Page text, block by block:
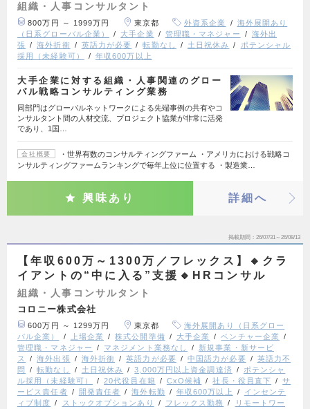
組織・人事コンサルタント
800万円 ～ 1999万円 東京都 外資系企業
海外展開あり
（日系グローバル企業）
大手企業 管理職・マネジャー
海外出
張
海外折衝 英語力が必要 転勤なし 土日祝休み
ポテンシャル
採用（未経験可）
年収600万以上
大手企業に対する組織・人事関連のグロー
バル戦略コンサルティング業務
同部門はグローバルネットワークによる先端事例の共有やコ
ンサルタント間の人材交流、プロジェクト協業が非常に活発
であり、1国…
会社概要
・世界有数のコンサルティングファーム ・アメリカにおける戦略コ
ンサルティングファームランキングで毎年上位に位置する ・製造業…
興味あり 詳細へ
掲載期間 26/07/31～26/08/13
【年収600万～1300万／フレックス】🔸クラ
イアントの“中に入る”支援🔸HRコンサル
組織・人事コンサルタント
コロニー株式会社
600万円 ～ 1299万円 東京都
海外展開あり（日系グロー
バル企業）
上場企業 株式公開準備 大手企業
ベンチャー企業
管理職・マネジャー
マネジメント業務なし
新規事業・新サービ
ス
海外出張 海外折衝 英語力が必要 中国語力が必要
英語力不
問
転勤なし 土日祝休み 3,000万円以上資金調達済
ポテンシャ
ル採用（未経験可）
20代役員在籍 CxO候補 社長・役員直下
サ
ービス責任者
開発責任者 海外転勤 年収600万以上
インセンテ
ィブ制度
ストックオプションあり フレックス勤務
リモートワー